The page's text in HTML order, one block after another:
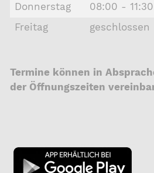
Donnerstag
08:00 - 11:30
Freitag
geschlossen
Termine können in
der Öffnungszeiten